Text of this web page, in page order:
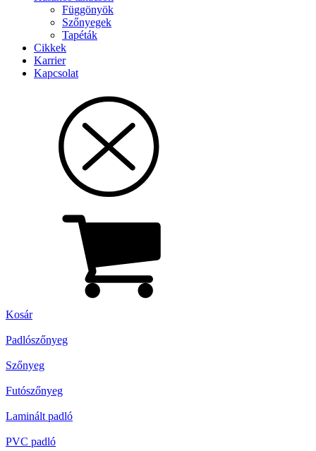
Függönyök
Szőnyegek
Tapéták
Cikkek
Karrier
Kapcsolat
Kosár
Padlószőnyeg
Szőnyeg
Futószőnyeg
Laminált padló
PVC padló